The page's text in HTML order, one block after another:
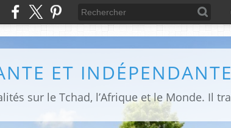
ET INDÉPENDANTE